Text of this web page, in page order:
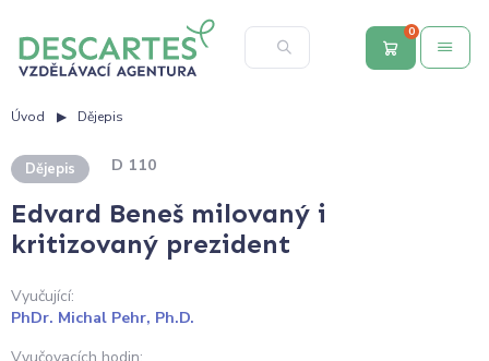
0
Úvod Dějepis
Dějepis D 110
Edvard Beneš milovaný i
kritizovaný prezident
Vyučující:
PhDr. Michal Pehr, Ph.D.
Vyučovacích hodin: